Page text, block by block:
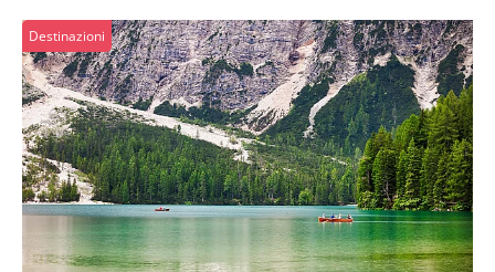
dalla Dichiarazione sui cookie.
Utilizziamo i cookie per personalizzare contenuti ed
annunci, per fornire funzionalità dei social media e per
analizzare il nostro traffico. Condividiamo inoltre
informazioni sul modo in cui utilizzi il nostro sito con i
nostri partner che si occupano di analisi dei dati web,
pubblicità e social media, i quali potrebbero combinarle
con altre informazioni che hai fornito loro o che hanno
raccolto dal tuo utilizzo dei loro servizi.
Destinazioni